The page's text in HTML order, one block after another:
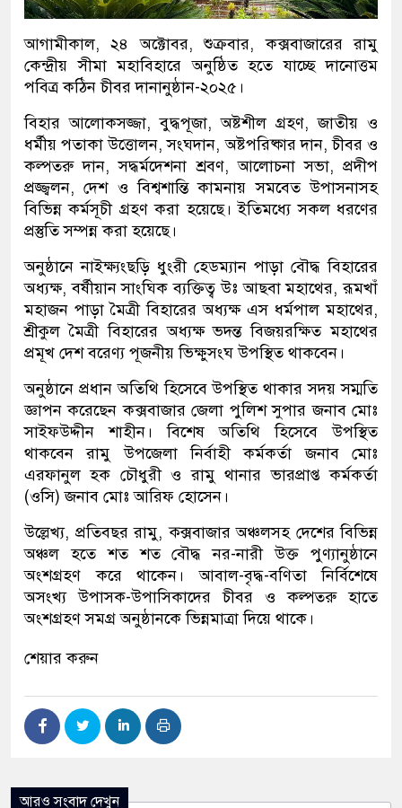
আগামীকাল, ২৪ অক্টোবর, শুক্রবার, কক্সবাজারের রামু
কেন্দ্রীয় সীমা মহাবিহারে অনুষ্ঠিত হতে যাচ্ছে দানোত্তম
পবিত্র কঠিন চীবর দানানুষ্ঠান-২০২৫।
বিহার আলোকসজ্জা, বুদ্ধপূজা, অষ্টশীল গ্রহণ, জাতীয় ও
ধর্মীয় পতাকা উত্তোলন, সংঘদান, অষ্টপরিষ্কার দান, চীবর ও
কল্পতরু দান, সদ্ধর্মদেশনা শ্রবণ, আলোচনা সভা, প্রদীপ
প্রজ্জ্বলন, দেশ ও বিশ্বশান্তি কামনায় সমবেত উপাসনাসহ
বিভিন্ন কর্মসূচী গ্রহণ করা হয়েছে। ইতিমধ্যে সকল ধরণের
প্রস্তুতি সম্পন্ন করা হয়েছে।
অনুষ্ঠানে নাইক্ষ্যংছড়ি ধুংরী হেডম্যান পাড়া বৌদ্ধ বিহারের
অধ্যক্ষ, বর্ষীয়ান সাংঘিক ব্যক্তিত্ব উঃ আছবা মহাথের, রূমখাঁ
মহাজন পাড়া মৈত্রী বিহারের অধ্যক্ষ এস ধর্মপাল মহাথের,
শ্রীকুল মৈত্রী বিহারের অধ্যক্ষ ভদন্ত বিজয়রক্ষিত মহাথের
প্রমূখ দেশ বরেণ্য পূজনীয় ভিক্ষুসংঘ উপস্থিত থাকবেন।
অনুষ্ঠানে প্রধান অতিথি হিসেবে উপস্থিত থাকার সদয় সম্মতি
জ্ঞাপন করেছেন কক্সবাজার জেলা পুলিশ সুপার জনাব মোঃ
সাইফউদ্দীন শাহীন। বিশেষ অতিথি হিসেবে উপস্থিত
থাকবেন রামু উপজেলা নির্বাহী কর্মকর্তা জনাব মোঃ
এরফানুল হক চৌধুরী ও রামু থানার ভারপ্রাপ্ত কর্মকর্তা
(ওসি) জনাব মোঃ আরিফ হোসেন।
উল্লেখ্য, প্রতিবছর রামু, ক্ক্সবাজার অঞ্চলসহ দেশের বিভিন্ন
অঞ্চল হতে শত শত বৌদ্ধ নর-নারী উক্ত পুণ্যানুষ্ঠানে
অংশগ্রহণ করে থাকেন। আবাল-বৃদ্ধ-বণিতা নির্বিশেষে
অসংখ্য উপাসক-উপাসিকাদের চীবর ও কল্পতরু হাতে
অংশগ্রহণ সমগ্র অনুষ্ঠানকে ভিন্নমাত্রা দিয়ে থাকে।
শেয়ার করুন
আরও সংবাদ দেখুন